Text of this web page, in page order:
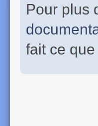
Pour plus
fait ce